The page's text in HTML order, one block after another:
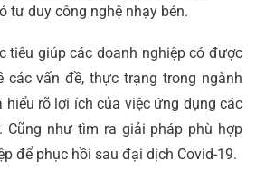
tư duy công nghệ nhạy bén.
tiêu giúp các doanh nghiệp có được
các vấn đề, thực trạng trong ngành
rõ lợi ích của việc ứng dụng các
Cũng như tìm ra giải pháp phù hợp
để phục hồi sau đại dịch Covid-19.